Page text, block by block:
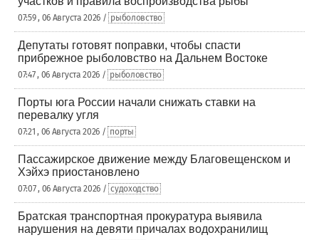
07:59 , 06 Августа 2026 / рыболовство
Депутаты готовят поправки, чтобы спасти
прибрежное рыболовство на Дальнем Востоке
07:47 , 06 Августа 2026 / рыболовство
Порты юга России начали снижать ставки на
перевалку угля
07:21 , 06 Августа 2026 / порты
Пассажирское движение между Благовещенском и
Хэйхэ приостановлено
07:07 , 06 Августа 2026 / судоходство
Братская транспортная прокуратура выявила
нарушения на девяти причалах водохранилищ